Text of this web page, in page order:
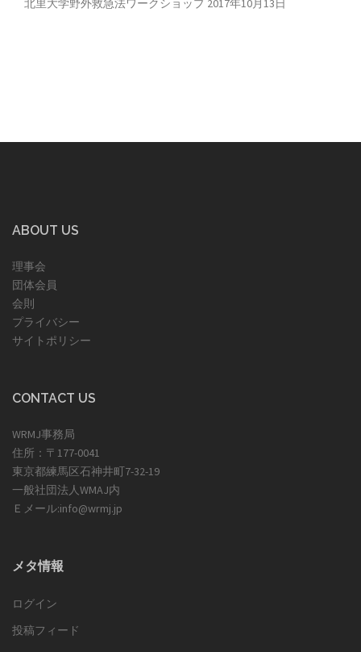
北里大学野外救急法ワークショップ 2017年10月13日
ABOUT US
理事会
団体会員
会則
プライバシー
サイトポリシー
CONTACT US
WRMJ事務局
住所：〒177-0041
東京都練馬区石神井町7-32-19
一般社団法人WMAJ内
Ｅメール:info@wrmj.jp
メタ情報
ログイン
投稿フィード